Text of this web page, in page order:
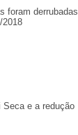
foram derrubadas
2018
Seca e a redução